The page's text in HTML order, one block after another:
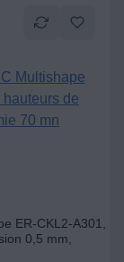
ER-CKL2-A301,
0,5 mm,